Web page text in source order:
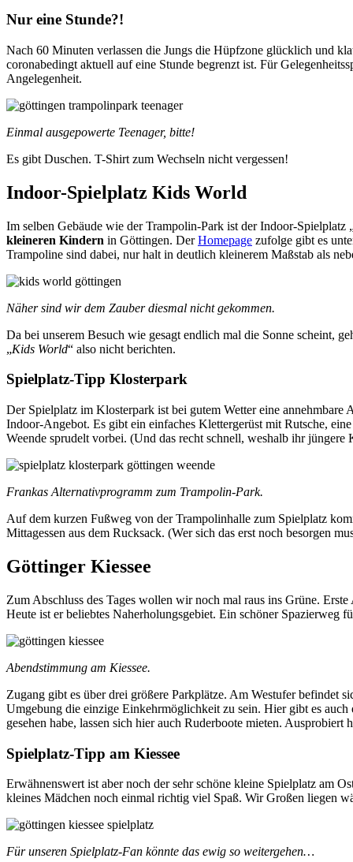
Nur eine Stunde?!
Nach 60 Minuten verlassen die Jungs die Hüpfzone glücklich und
coronabedingt aktuell auf eine Stunde begrenzt ist. Für
Angelegenheit.
Einmal ausgepowerte Teenager, bitte!
Es gibt Duschen. T-Shirt zum Wechseln nicht vergessen!
Indoor-Spielplatz Kids World
Im selben Gebäude wie der Trampolin-Park ist der Indoor-Spielplatz
kleineren Kindern in Göttingen. DerHomepage zufolge gibt es
Trampoline sind dabei, nur halt in deutlich kleinerem Maßstab als
Näher sind wir dem Zauber diesmal nicht gekommen.
Da bei unserem Besuch wie gesagt endlich mal die Sonne scheint,
„Kids World“ also nicht berichten.
Spielplatz-Tipp Klosterpark
Der Spielplatz im Klosterpark ist bei gutem Wetter eine
Indoor-Angebot. Es gibt ein einfaches Klettergerüst mit Rutsche,
Weende sprudelt vorbei. (Und das recht schnell, weshalb ihr
Frankas Alternativprogramm zum Trampolin-Park.
Auf dem kurzen Fußweg von der Trampolinhalle zum Spielplatz
Mittagessen aus dem Rucksack. (Wer sich das erst noch besorgen
Göttinger Kiessee
Zum Abschluss des Tages wollen wir noch mal raus ins Grüne.
Heute ist er beliebtes Naherholungsgebiet. Ein schöner Spazierweg
Abendstimmung am Kiessee.
Zugang gibt es über drei größere Parkplätze. Am Westufer befindet
Umgebung die einzige Einkehrmöglichkeit zu sein. Hier gibt es
gesehen habe, lassen sich hier auch Ruderboote mieten. Ausprobiert
Spielplatz-Tipp am Kiessee
Erwähnenswert ist aber noch der sehr schöne kleine Spielplatz am
kleines Mädchen noch einmal richtig viel Spaß. Wir Großen liegen
Für unseren Spielplatz-Fan könnte das ewig so weitergehen…